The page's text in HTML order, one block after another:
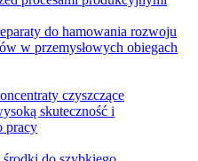
do hamowania rozwoju
w przemysłowych obiegach
czyszczące
skuteczność i
pracy